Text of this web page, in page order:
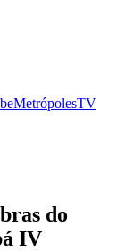
MetrópolesTV
do
IV